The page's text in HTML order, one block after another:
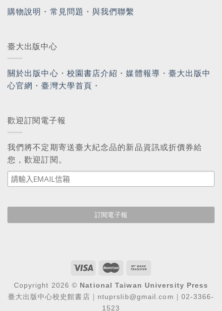
購物說明 ・ 常見問題 ・與我們聯繫
臺大出版中心
關於出版中心 ・ 校園書店介紹 ・媒體報導 ・ 臺大出版中
心官網 ・臺灣大學首頁 ・
歡迎訂閱電子報
我們將不定期寄送臺大紀念品的新品資訊或折價券給
您，歡迎訂閱。
Copyright 2026 © National Taiwan University Press
臺大出版中心校史館書店｜ntuprslib@gmail.com｜02-3366-
1523